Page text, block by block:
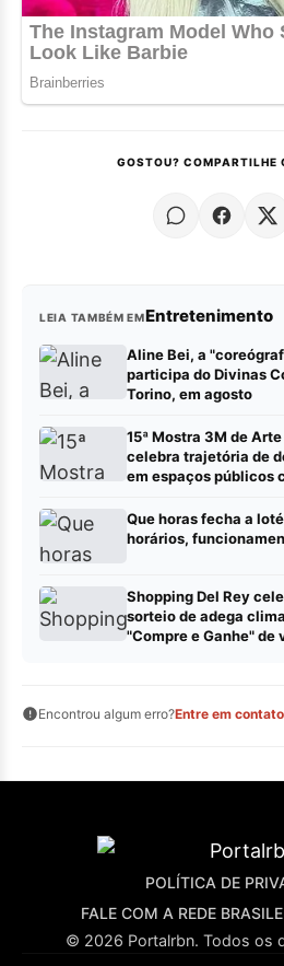
GOSTOU? COMPARTILHE
LEIA TAMBÉM EMEntretenimento
Aline Bei, a
participa do Divinas
Torino, em agosto
15ª Mostra 3M de
celebra trajetória de
em espaços públicos
Que horas fecha a
horários,
Shopping Del Rey
sorteio de adega
"Compre e Ganhe" de
Encontrou algum erro?Entre em contato
POLÍTICA DE
FALE COM A REDE
© 2026 Portalrbn. Todos os